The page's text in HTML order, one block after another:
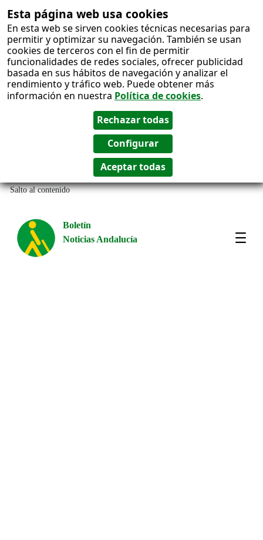
Esta página web usa cookies
En esta web se sirven cookies técnicas necesarias para
permitir y optimizar su navegación. También se usan
cookies de terceros con el fin de permitir
funcionalidades de redes sociales, ofrecer publicidad
basada en sus hábitos de navegación y analizar el
rendimiento y tráfico web. Puede obtener más
información en nuestra Política de cookies.
Salto al contenido
Boletín
Noticias Andalucía